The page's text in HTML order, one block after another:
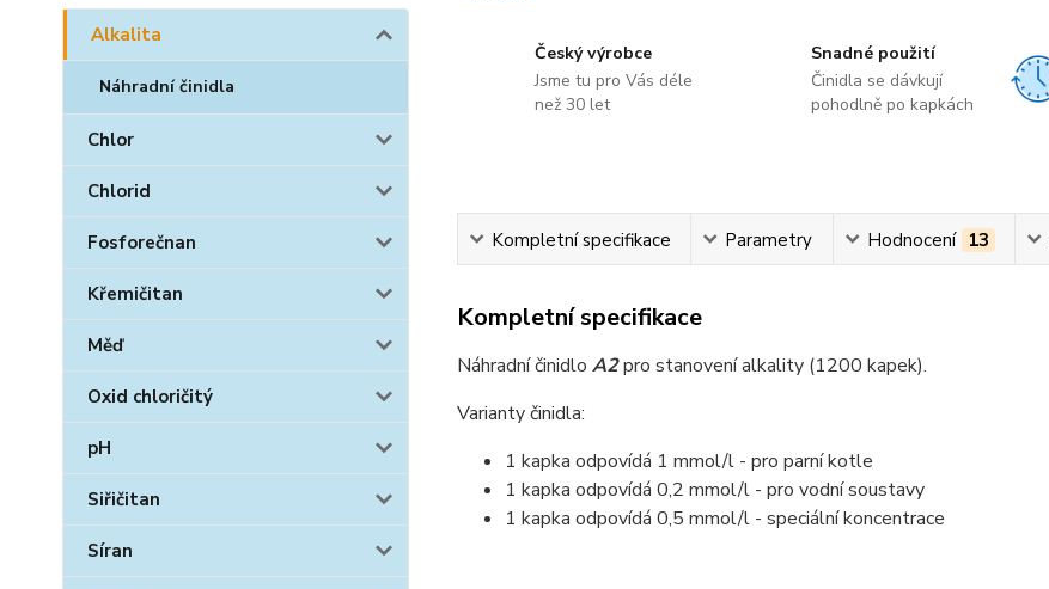
Alkalita
Náhradní činidla
Chlor
Chlorid
Fosforečnan
Křemičitan
Měď
Oxid chloričitý
pH
Siřičitan
Síran
Český výrobce
Jsme tu pro Vás déle
než 30 let
Snadné použití
Činidla se dávkují
pohodlně po kapkách
Kompletní specifikace Parametry Hodnocení 13
Kompletní specifikace
Náhradní činidlo A2pro stanovení alkality (1200 kapek).
Varianty činidla:
1 kapka odpovídá 1 mmol/l - pro parní kotle
1 kapka odpovídá 0,2 mmol/l - pro vodní soustavy
1 kapka odpovídá 0,5 mmol/l - speciální koncentrace